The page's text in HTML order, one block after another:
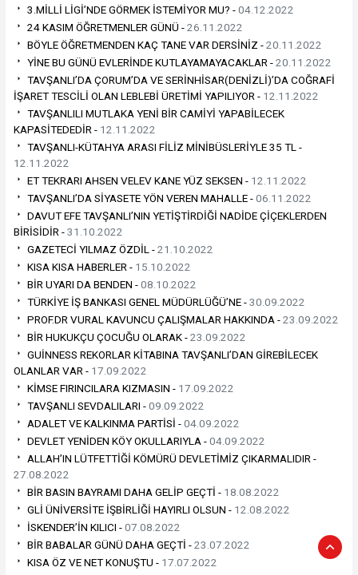
3.MİLLİ LİGİ’NDE GÖRMEK İSTEMİYOR MU? -04.12.2022
24 KASIM ÖĞRETMENLER GÜNÜ -26.11.2022
BÖYLE ÖĞRETMENDEN KAÇ TANE VAR DERSİNİZ -20.11.2022
YİNE BU GÜNÜ EVLERİNDE KUTLAYAMAYACAKLAR -20.11.2022
TAVŞANLI’DA ÇORUM’DA VE SERİNHİSAR(DENİZLİ)’DA COĞRAFİ
İŞARET TESCİLİ OLAN LEBLEBİ ÜRETİMİ YAPILIYOR - 12.11.2022
TAVŞANLILI MUTLAKA YENİ BİR CAMİYİ YAPABİLECEK
KAPASİTEDEDİR - 12.11.2022
TAVŞANLI-KÜTAHYA ARASI FİLİZ MİNİBÜSLERİYLE 35 TL -
12.11.2022
ET TEKRARI AHSEN VELEV KANE YÜZ SEKSEN - 12.11.2022
TAVŞANLI’DA SİYASETE YÖN VEREN MAHALLE -06.11.2022
DAVUT EFE TAVŞANLI’NIN YETİŞTİRDİĞİ NADİDE ÇİÇEKLERDEN
BİRİSİDİR -31.10.2022
GAZETECİ YILMAZ ÖZDİL -21.10.2022
KISA KISA HABERLER - 15.10.2022
BİR UYARI DA BENDEN -08.10.2022
TÜRKİYE İŞ BANKASI GENEL MÜDÜRLÜĞÜ’NE -30.09.2022
PROF.DR VURAL KAVUNCU ÇALIŞMALAR HAKKINDA -23.09.2022
BİR HUKUKÇU ÇOCUĞU OLARAK -23.09.2022
GUİNNESS REKORLAR KİTABINA TAVŞANLI’DAN GİREBİLECEK
OLANLAR VAR - 17.09.2022
KİMSE FIRINCILARA KIZMASIN - 17.09.2022
TAVŞANLI SEVDALILARI -09.09.2022
ADALET VE KALKINMA PARTİSİ -04.09.2022
DEVLET YENİDEN KÖY OKULLARIYLA -04.09.2022
ALLAH’IN LÜTFETTİĞİ KÖMÜRÜ DEVLETİMİZ ÇIKARMALIDIR -
27.08.2022
BİR BASIN BAYRAMI DAHA GELİP GEÇTİ - 18.08.2022
GLİ ÜNİVERSİTE İŞBİRLİĞİ HAYIRLI OLSUN - 12.08.2022
İSKENDER’İN KILICI -07.08.2022
BİR BABALAR GÜNÜ DAHA GEÇTİ -23.07.2022
KISA ÖZ VE NET KONUŞTU - 17.07.2022